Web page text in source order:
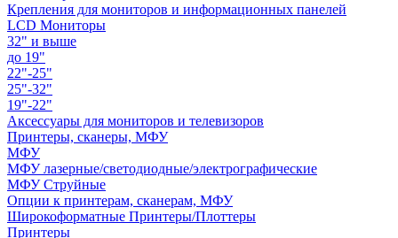
Крепления для мониторов и информационных панелей
LCD Мониторы
32" и выше
до 19"
22"-25"
25"-32"
19"-22"
Аксессуары для мониторов и телевизоров
Принтеры, сканеры, МФУ
МФУ
МФУ лазерные/светодиодные/электрографические
МФУ Струйные
Опции к принтерам, сканерам, МФУ
Широкоформатные Принтеры/Плоттеры
Принтеры